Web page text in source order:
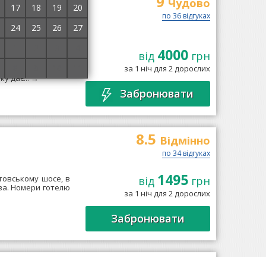
17 18 19
20
24 25 26
27
розташований в
імені Максима
дає...→
Чудово
по 36 відгуках
від 4000грн
за 1 ніч для 2 дорослих
Забронювати
шосе, в
Номери готелю
8.5 Відмінно
по 34 відгуках
від 1495грн
за 1 ніч для 2 дорослих
Забронювати